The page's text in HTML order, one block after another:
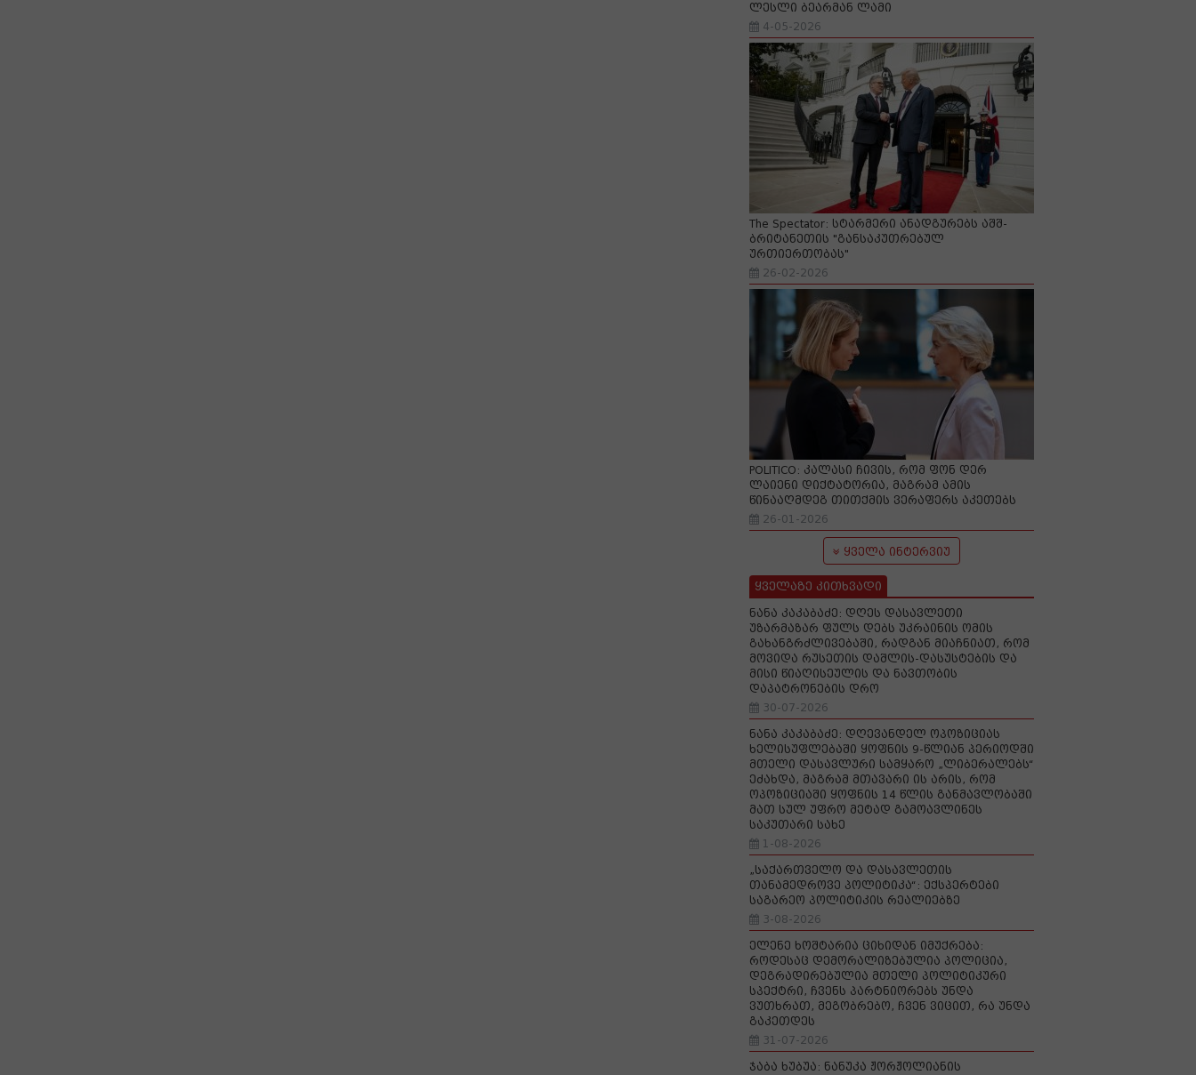
ლესლი ბეარმან ლამი
4-05-2026
The Spectator: სტარმერი ანადგურებს აშშ-
ბრიტანეთის "განსაკუთრებულ
ურთიერთობას"
26-02-2026
POLITICO: კალასი ჩივის, რომ ფონ დერ
ლაიენი დიქტატორია, მაგრამ ამის
წინააღმდეგ თითქმის ვერაფერს აკეთებს
26-01-2026
ყველა ინტერვიუ
ყველაზე კითხვადი
ნანა კაკაბაძე: დღეს დასავლეთი
უზარმაზარ ფულს დებს უკრაინის ომის
გახანგრძლივებაში, რადგან მიაჩნიათ, რომ
მოვიდა რუსეთის დაშლის-დასუსტების და
მისი წიაღისეულის და ნავთობის
დაპატრონების დრო
30-07-2026
ნანა კაკაბაძე: დღევანდელ ოპოზიციას
ხელისუფლებაში ყოფნის 9-წლიან პერიოდში
მთელი დასავლური სამყარო „ლიბერალებს“
ეძახდა, მაგრამ მთავარი ის არის, რომ
ოპოზიციაში ყოფნის 14 წლის განმავლობაში
მათ სულ უფრო მეტად გამოავლინეს
საკუთარი სახე
1-08-2026
„საქართველო და დასავლეთის
თანამედროვე პოლიტიკა“: ექსპერტები
საგარეო პოლიტიკის რეალიებზე
3-08-2026
ელენე ხოშტარია ციხიდან იმუქრება:
როდესაც დემორალიზებულია პოლიცია,
დეგრადირებულია მთელი პოლიტიკური
სპექტრი, ჩვენს პარტნიორებს უნდა
ვუთხრათ, მეგობრებო, ჩვენ ვიცით, რა უნდა
გაკეთდეს
31-07-2026
ჯაბა ხუბუა: ნანუკა ჟორჟოლიანის